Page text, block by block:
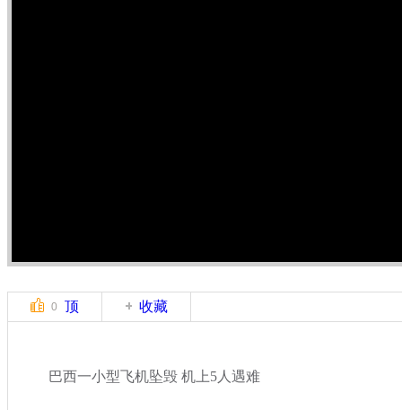
0 顶 收藏
巴西一小型飞机坠毁 机上5人遇难